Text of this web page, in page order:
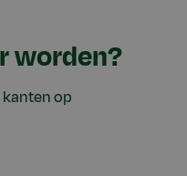
worden?
op